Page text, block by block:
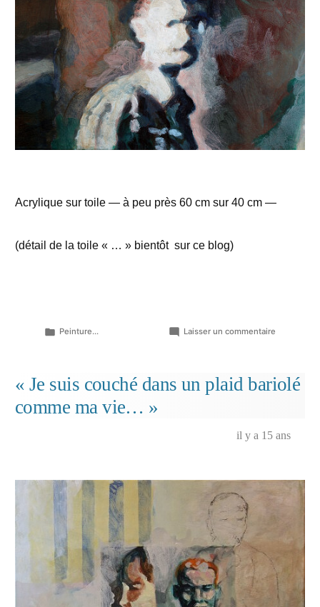
Acrylique sur toile — à peu près 60 cm sur 40 cm —
(détail de la toile « … » bientôt sur ce blog)
Publié
Peinture... Laisser un commentaire
toile…
« Je suis couché dans un plaid bariolé
comme ma vie… »
il y a 15 ans